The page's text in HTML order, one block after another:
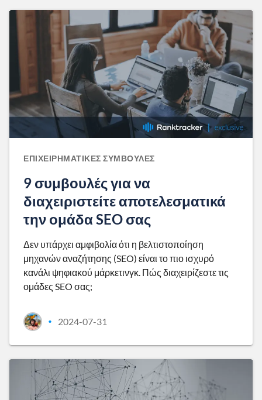
ΕΠΙΧΕΙΡΗΜΑΤΙΚΈΣ ΣΥΜΒΟΥΛΈΣ
9 συμβουλές για να
διαχειριστείτε αποτελεσματικά
την ομάδα SEO σας
Δεν υπάρχει αμφιβολία ότι η βελτιστοποίηση
μηχανών αναζήτησης (SEO) είναι το πιο ισχυρό
κανάλι ψηφιακού μάρκετινγκ. Πώς διαχειρίζεστε τις
ομάδες SEO σας;
• 2024-07-31